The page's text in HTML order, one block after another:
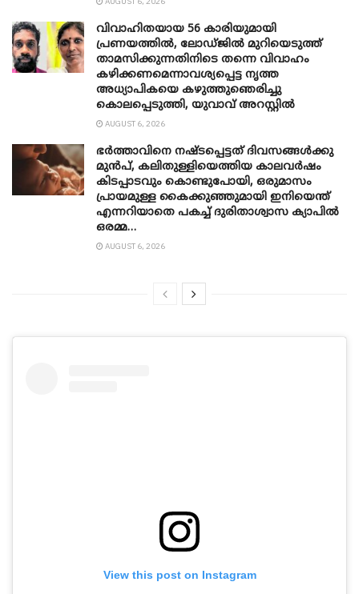
വിവാഹിതയായ 56 കാരിയുമായി
പ്രണയത്തിൽ, ലോഡ്ജിൽ മുറിയെടുത്ത്
താമസിക്കുന്നതിനിടെ തന്നെ വിവാഹം
കഴിക്കണമെന്നാവശ്യപ്പെട്ട നൃത്ത
അധ്യാപികയെ കഴുത്തുഞെരിച്ചു
കൊലപ്പെടുത്തി, യുവാവ് അറസ്റ്റിൽ
AUGUST 6, 2026
ഭർത്താവിനെ നഷ്ടപ്പെട്ടത് ദിവസങ്ങൾക്കു
മുൻപ്, കലിതുള്ളിയെത്തിയ കാലവർഷം
കിടപ്പാടവും കൊണ്ടുപോയി, ഒരുമാസം
പ്രായമുള്ള കൈക്കുഞ്ഞുമായി ഇനിയെന്ത്
എന്നറിയാതെ പകച്ച് ദുരിതാശ്വാസ ക്യാപിൽ
ഒരമ്മ…
AUGUST 6, 2026
View this post on Instagram